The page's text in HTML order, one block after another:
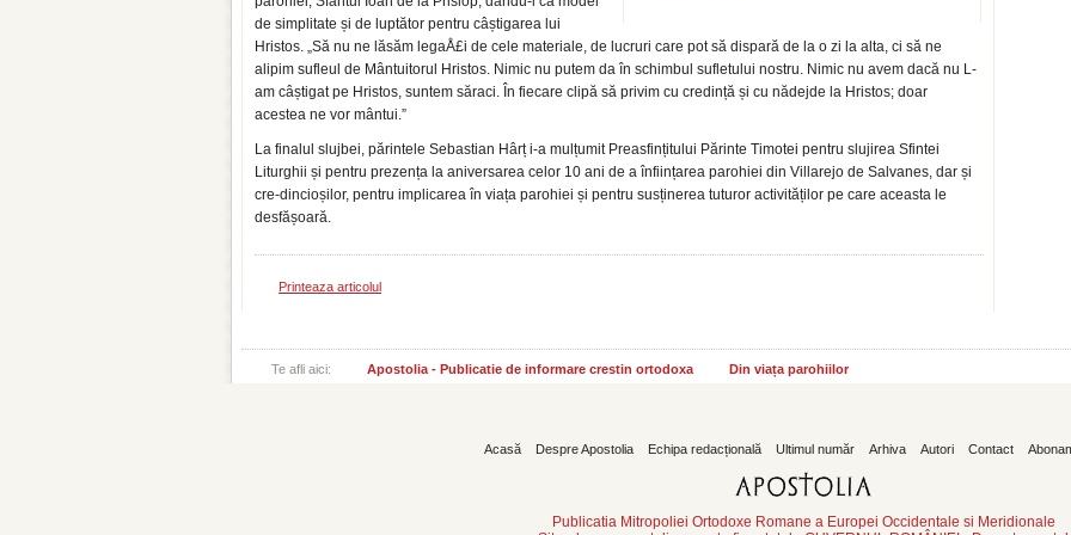
de simplitate și de luptător pentru câștigarea lui
Hristos. „Să nu ne lăsăm legaÅ£i de cele materiale, de lucruri care pot să dispară de la o zi la alta, ci să ne
alipim sufleul de Mântuitorul Hristos. Nimic nu putem da în schimbul sufletului nostru. Nimic nu avem dacă nu L-
am câștigat pe Hristos, suntem săraci. În fiecare clipă să privim cu credință și cu nădejde la Hristos; doar
acestea ne vor mântui.”
La finalul slujbei, părintele Sebastian Hârț i-a mulțumit Preasfințitului Părinte Timotei pentru slujirea Sfintei
Liturghii și pentru prezența la aniversarea celor 10 ani de a înființarea parohiei din Villarejo de Salvanes, dar și
cre-dincioșilor, pentru implicarea în viața parohiei și pentru susținerea tuturor activităților pe care aceasta le
desfășoară.
Printeaza articolul
Te afli aici: Apostolia - Publicatie de informare crestin ortodoxa Din viața parohiilor
Acasă Despre Apostolia Echipa redacțională Ultimul număr Arhiva Autori Contact
Publicatia Mitropoliei Ortodoxe Romane a Europei Occidentale si Meridionale